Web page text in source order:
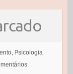
, Psicologia